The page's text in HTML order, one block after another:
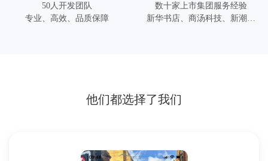
50人开发团队
专业、高效、品质保障
数十家上市集团服务经验
新华书店、商汤科技、新潮传
他们都选择了我们